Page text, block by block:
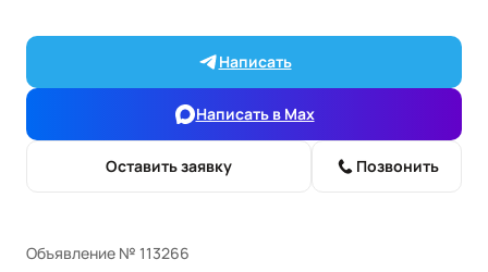
Написать
Написать в Max
Оставить заявку Позвонить
Объявление № 113266